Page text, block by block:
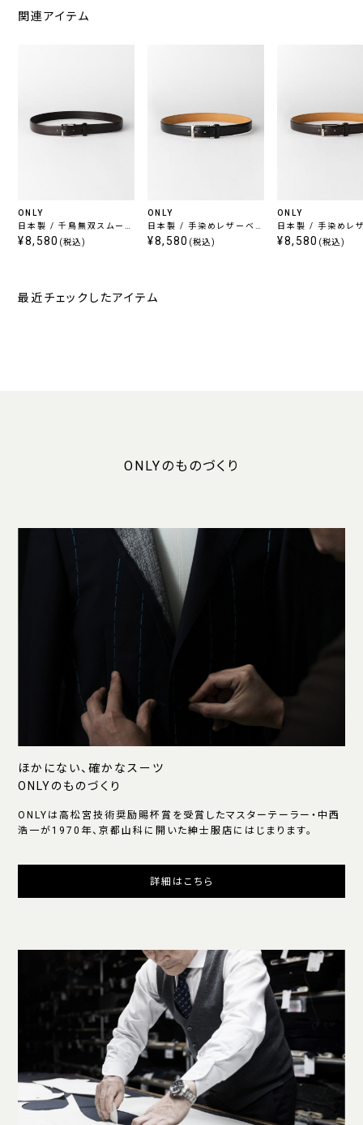
関連アイテム
ONLY
日本製 / 千鳥無双スムース
レザーベルト ブラウン
¥8,580 (税込)
ONLY
日本製 / 手染めレザーベル
ト ブラック
¥8,580 (税込)
ONLY
日本製 / 手染めレ
ト ブラウン
¥8,580 (税込)
最近チェックしたアイテム
ONLYのものづくり
ほかにない、確かなスーツ
ONLYのものづくり
ONLYは高松宮技術奨励賜杯賞を受賞したマスターテーラー・中西
浩一が1970年、京都山科に開いた紳士服店にはじまります。
詳細はこちら